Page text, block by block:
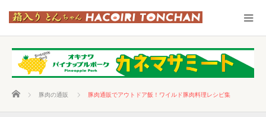
ホーム 豚肉の通販 豚肉通販でアウトドア飯！ワイルド豚肉料理レシピ集